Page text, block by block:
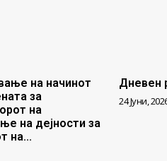
на начинот
за
на
на дејности за
на...
Дневен
24 Јуни,